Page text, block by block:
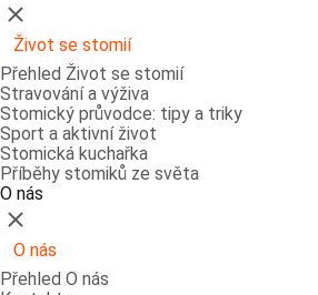
Zavřít
Život se stomií
Přehled Život se stomií
Stravování a výživa
Stomický průvodce: tipy a triky
Sport a aktivní život
Stomická kuchařka
Příběhy stomiků ze světa
O nás
Zavřít
O nás
Přehled O nás